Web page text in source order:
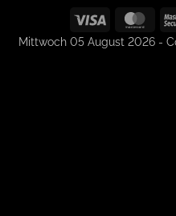
Visa
Mittwoch 05 August 2026 -